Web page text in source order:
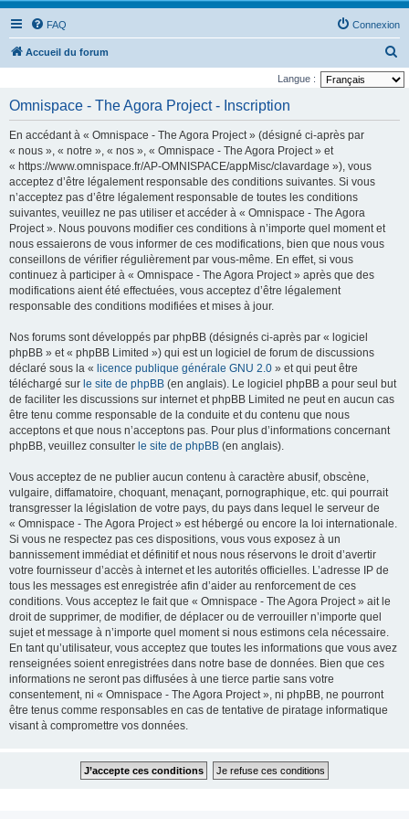
FAQ Connexion
Accueil du forum
e
Langue :
Omnispace - The Agora Project - Inscription
En accédant à « Omnispace - The Agora Project » (désigné ci-après par
« nous », « notre », « nos », « Omnispace - The Agora Project » et
« https://www.omnispace.fr/AP-OMNISPACE/appMisc/clavardage »), vous
acceptez d’être légalement responsable des conditions suivantes. Si vous
n’acceptez pas d’être légalement responsable de toutes les conditions
suivantes, veuillez ne pas utiliser et accéder à « Omnispace - The Agora
Project ». Nous pouvons modifier ces conditions à n’importe quel moment et
nous essaierons de vous informer de ces modifications, bien que nous vous
conseillons de vérifier régulièrement par vous-même. En effet, si vous
continuez à participer à « Omnispace - The Agora Project » après que des
modifications aient été effectuées, vous acceptez d’être légalement
responsable des conditions modifiées et mises à jour.
Nos forums sont développés par phpBB (désignés ci-après par « logiciel
phpBB » et « phpBB Limited ») qui est un logiciel de forum de discussions
déclaré sous la « licence publique générale GNU 2.0 » et qui peut être
téléchargé sur le site de phpBB (en anglais). Le logiciel phpBB a pour seul but
de faciliter les discussions sur internet et phpBB Limited ne peut en aucun cas
être tenu comme responsable de la conduite et du contenu que nous
acceptons et que nous n’acceptons pas. Pour plus d’informations concernant
phpBB, veuillez consulter le site de phpBB (en anglais).
Vous acceptez de ne publier aucun contenu à caractère abusif, obscène,
vulgaire, diffamatoire, choquant, menaçant, pornographique, etc. qui pourrait
transgresser la législation de votre pays, du pays dans lequel le serveur de
« Omnispace - The Agora Project » est hébergé ou encore la loi internationale.
Si vous ne respectez pas ces dispositions, vous vous exposez à un
bannissement immédiat et définitif et nous nous réservons le droit d’avertir
votre fournisseur d’accès à internet et les autorités officielles. L’adresse IP de
tous les messages est enregistrée afin d’aider au renforcement de ces
conditions. Vous acceptez le fait que « Omnispace - The Agora Project » ait le
droit de supprimer, de modifier, de déplacer ou de verrouiller n’importe quel
sujet et message à n’importe quel moment si nous estimons cela nécessaire.
En tant qu’utilisateur, vous acceptez que toutes les informations que vous avez
renseignées soient enregistrées dans notre base de données. Bien que ces
informations ne seront pas diffusées à une tierce partie sans votre
consentement, ni « Omnispace - The Agora Project », ni phpBB, ne pourront
être tenus comme responsables en cas de tentative de piratage informatique
visant à compromettre vos données.